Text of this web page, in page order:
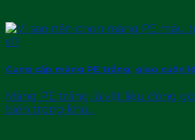
Cung cấp màng PE trắng, giao cuộn
Màng PE trắng là vật liệu đóng
biến trong kho...